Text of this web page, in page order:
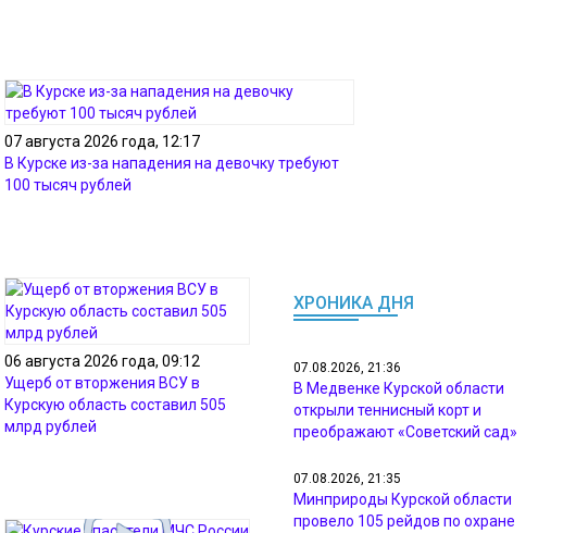
ВСУ
07 августа 2026 года, 12:17
В Курске из-за нападения на девочку требуют
100 тысяч рублей
06 августа 2026 года, 09:12
Ущерб от вторжения ВСУ в
Курскую область составил 505
млрд рублей
ХРОНИКА ДНЯ
07.08.2026, 21:36
В Медвенке Курской области
открыли теннисный корт и
преображают «Советский сад»
07.08.2026, 21:35
Минприроды Курской области
провело 105 рейдов по охране